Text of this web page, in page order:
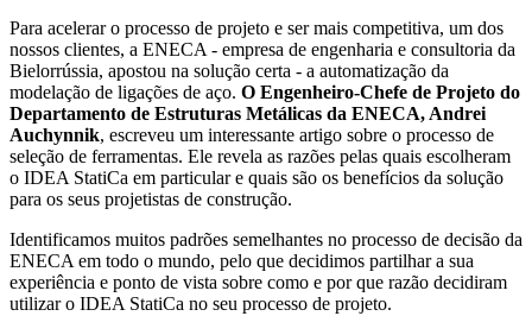
Para acelerar o processo de projeto e ser mais competitiva, um dos
nossos clientes, a ENECA - empresa de engenharia e consultoria da
Bielorrússia, apostou na solução certa - a automatização da
modelação de ligações de aço. O Engenheiro-Chefe de Projeto do
Departamento de Estruturas Metálicas da ENECA, Andrei
Auchynnik, escreveu um interessante artigo sobre o processo de
seleção de ferramentas. Ele revela as razões pelas quais escolheram
o IDEA StatiCa em particular e quais são os benefícios da solução
para os seus projetistas de construção.
Identificamos muitos padrões semelhantes no processo de decisão da
ENECA em todo o mundo, pelo que decidimos partilhar a sua
experiência e ponto de vista sobre como e por que razão decidiram
utilizar o IDEA StatiCa no seu processo de projeto.